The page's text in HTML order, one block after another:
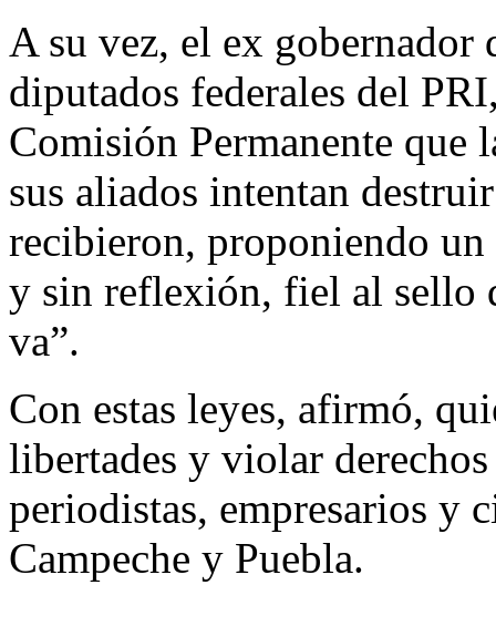
A su vez, el ex
diputados federales del
Comisión Permanente que
sus aliados intentan
recibieron, proponiendo
y sin reflexión, fiel al sello
va”.
Con estas leyes, afirmó,
libertades y violar
periodistas, empresarios y
Campeche y Puebla.